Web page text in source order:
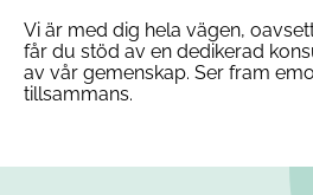
Vi är med dig hela vägen,
får du stöd av en dedikerad
av vår gemenskap. Ser fram
tillsammans.